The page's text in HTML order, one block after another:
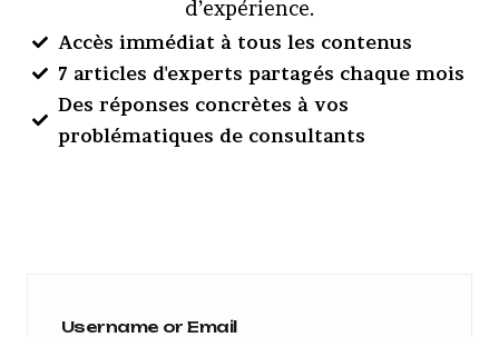
d’expérience.
Accès immédiat à tous les contenus
7 articles d'experts partagés chaque mois
Des réponses concrètes à vos
problématiques de consultants
Username or Email